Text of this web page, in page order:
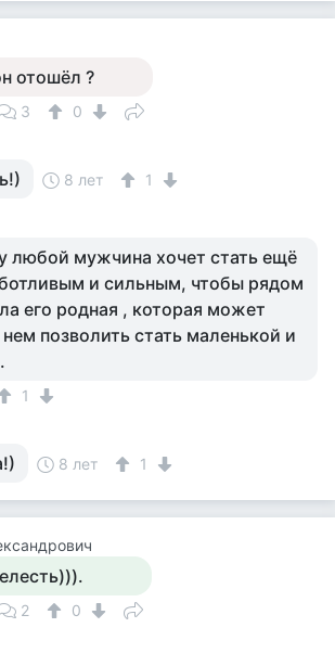
отошёл ?
3 0
8 лет 1
любой мужчина хочет стать ещё
и сильным, чтобы рядом
его родная , которая может
позволить стать маленькой и
1
8 лет 1
2 0